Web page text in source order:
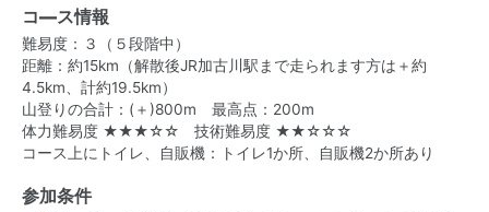
コ―ス情報
難易度：３（５段階中）
距離：約15km（解散後JR加古川駅まで走られます方は＋約
4.5km、計約19.5km）
山登りの合計：(＋)800m 最高点：200m
体力難易度 ★★★☆☆ 技術難易度 ★★☆☆☆
コース上にトイレ、自販機：トイレ1か所、自販機2か所あり
参加条件